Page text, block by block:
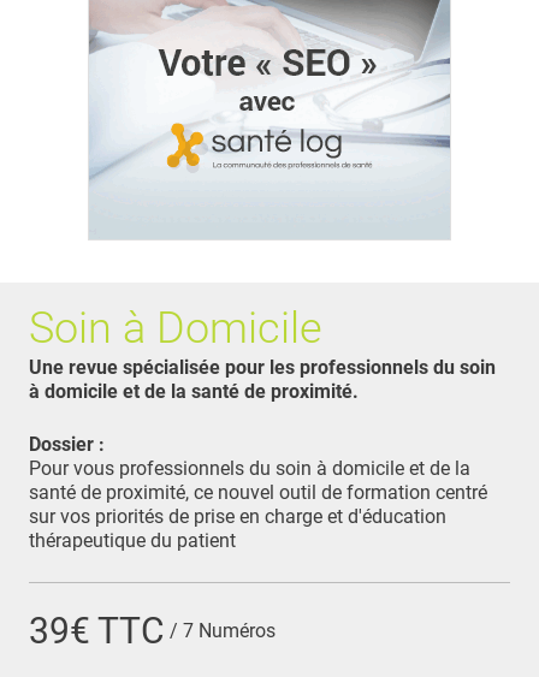
Soin à Domicile
Une revue spécialisée pour les professionnels du soin
à domicile et de la santé de proximité.
Dossier :
Pour vous professionnels du soin à domicile et de la
santé de proximité, ce nouvel outil de formation centré
sur vos priorités de prise en charge et d'éducation
thérapeutique du patient
39€ TTC / 7 Numéros